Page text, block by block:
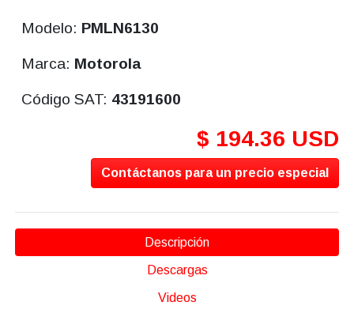
Modelo: PMLN6130
Marca: Motorola
Código SAT: 43191600
$ 194.36 USD
Contáctanos para un precio especial
Descripción
Descargas
Videos